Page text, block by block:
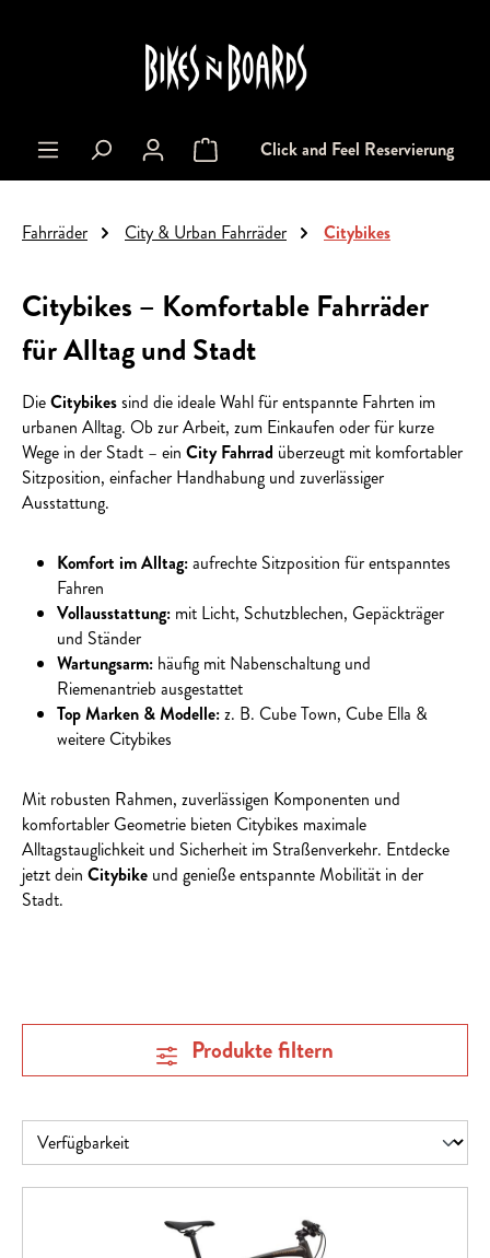
Warenkorb enthält 0 Positionen. Der
Click and Feel Reservierung
Fahrräder City & Urban Fahrräder Citybikes
Citybikes – Komfortable Fahrräder
für Alltag und Stadt
DieCitybikessind die ideale Wahl für entspannte Fahrten im
urbanen Alltag. Ob zur Arbeit, zum Einkaufen oder für kurze
Wege in der Stadt – ein City Fahrrad überzeugt mit komfortabler
Sitzposition, einfacher Handhabung und zuverlässiger
Ausstattung.
Komfort im Alltag:aufrechte Sitzposition für entspanntes
Fahren
Vollausstattung: mit Licht, Schutzblechen, Gepäckträger
und Ständer
Wartungsarm: häufig mit Nabenschaltung und
Riemenantrieb ausgestattet
Top Marken & Modelle:z. B. Cube Town, Cube Ella &
weitere Citybikes
Mit robusten Rahmen, zuverlässigen Komponenten und
komfortabler Geometrie bieten Citybikes maximale
Alltagstauglichkeit und Sicherheit im Straßenverkehr. Entdecke
jetzt dein Citybike und genieße entspannte Mobilität in der
Stadt.
Produkte filtern